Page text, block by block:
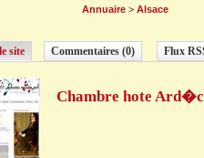
Annuaire> Alsace
site Commentaires (0) Flux
Chambre hote